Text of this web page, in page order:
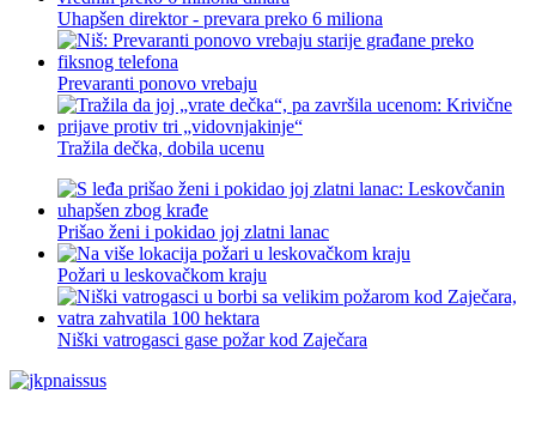
Uhapšen direktor - prevara preko 6 miliona
Prevaranti ponovo vrebaju
Tražila dečka, dobila ucenu
Prišao ženi i pokidao joj zlatni lanac
Požari u leskovačkom kraju
Niški vatrogasci gase požar kod Zaječara